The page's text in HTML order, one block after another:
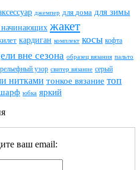
джемпер для дома для зимы
начинающих жакет
кардиган комплект косы кофта
вне сезона образец вязания пальто
рельефный узор свитер вязание серый
нитками тонкое вязание топ
юбка яркий
ваш email: